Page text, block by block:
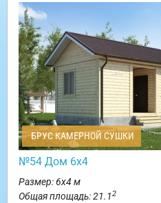
БРУС КАМЕРНОЙ СУШКИ
№54 Дом 6х4
Размер: 6х4 м
Общая площадь: 21.12